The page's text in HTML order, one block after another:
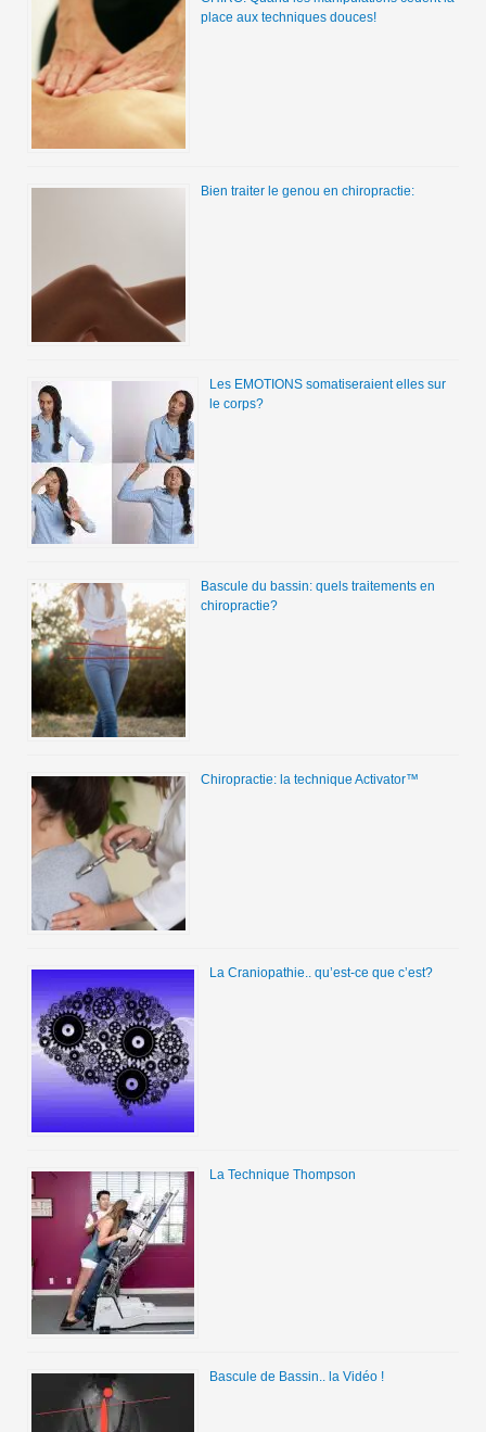
place aux techniques douces!
Bien traiter le genou en chiropractie:
Les EMOTIONS somatiseraient elles sur
le corps?
Bascule du bassin: quels traitements en
chiropractie?
Chiropractie: la technique Activator™
La Craniopathie.. qu’est-ce que c’est?
La Technique Thompson
Bascule de Bassin.. la Vidéo !